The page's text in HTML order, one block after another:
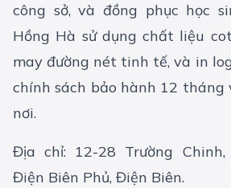
công sở, và đồng phục học
Hồng Hà sử dụng chất liệu
may đường nét tinh tế, và in
chính sách bảo hành 12
nơi.
Địa chỉ: 12-28 Trường
Điện Biên Phủ, Điện Biên.